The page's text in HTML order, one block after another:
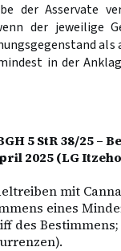
der Asservate
der jeweilige
als
in der
5 StR 38/25 –
2025 (LG
mit
eines
des Bestimmens;